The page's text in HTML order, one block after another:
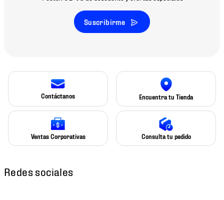
Suscribirme
Contáctanos Encuentra tu Tienda
Ventas Corporativas Consulta tu pedido
Redes sociales